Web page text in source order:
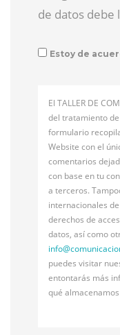
de datos debe
Estoy de
El TALLER DE
del tratamiento
formulario
Website con el
comentarios
con base en tu
a terceros.
internacionales
derechos de
datos, así como
info@
puedes visitar
entontarás más
qué